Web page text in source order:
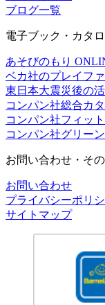
ブログ一覧
電子ブック・カタ
あそびのもり
ベカ社のプレイフ
東日本大震災後の
コンパン社総合カ
コンパン社フィッ
コンパン社グリー
お問い合わせ・そ
お問い合わせ
プライバシーポリ
サイトマップ